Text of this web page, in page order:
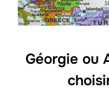
Géorgie ou